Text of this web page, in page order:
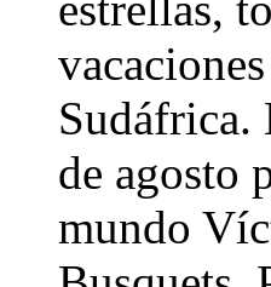
Sudáfrica.
de agosto
mundo